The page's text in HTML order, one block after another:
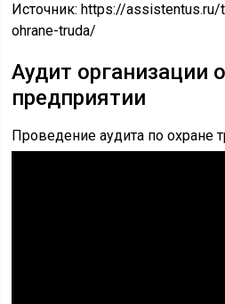
Источник:https://assistentus.ru/
ohrane-truda/
Аудит организации
предприятии
Проведение аудита по охране